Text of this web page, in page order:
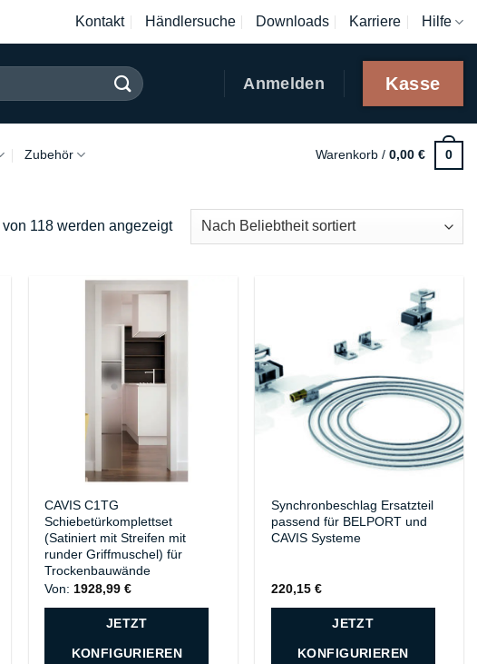
Kontakt Händlersuche Downloads Karriere Hilfe
Anmelden Kasse
Zubehör Warenkorb /0,00€ 0
118 werden angezeigtNach
Beliebtheit
CAVIS C1TG
Schiebetürkomplettset
(Satiniert mit Streifen mit
runder Griffmuschel) für
Trockenbauwände
Von:1928,99€
JETZT
KONFIGURIEREN
Synchronbeschlag Ersatzteil
passend für BELPORT und
CAVIS Systeme
220,15 €
JETZT
KONFIGURIEREN